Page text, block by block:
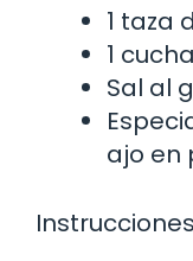
1 taza
1
Sal al
ajo en